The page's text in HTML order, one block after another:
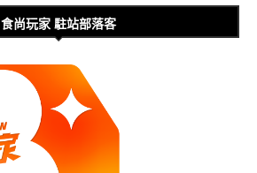
食尚玩家 駐站部落客